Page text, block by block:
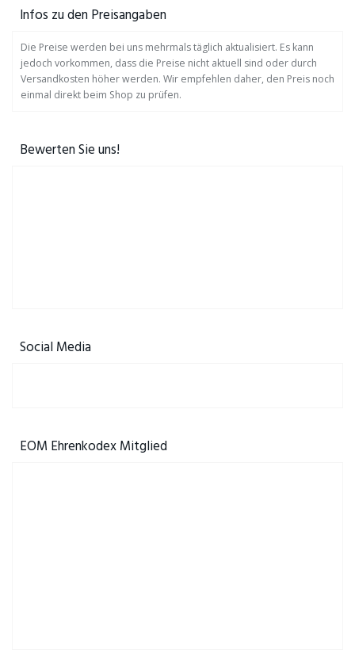
Infos zu den Preisangaben
Die Preise werden bei uns mehrmals täglich aktualisiert. Es kann
jedoch vorkommen, dass die Preise nicht aktuell sind oder durch
Versandkosten höher werden. Wir empfehlen daher, den Preis noch
einmal direkt beim Shop zu prüfen.
Bewerten Sie uns!
Social Media
EOM Ehrenkodex Mitglied